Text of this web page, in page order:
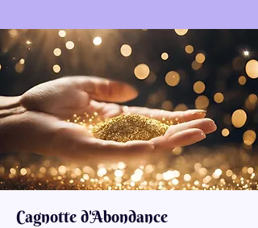
Cagnotte d'Abondance